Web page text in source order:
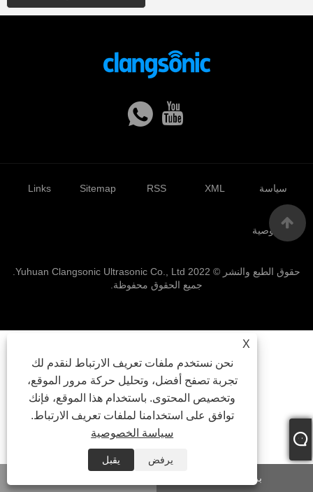
X
نحن نستخدم ملفات تعريف الارتباط لنقدم لك
تجربة تصفح أفضل، وتحليل حركة مرور الموقع،
وتخصيص المحتوى. باستخدام هذا الموقع، فإنك
توافق على استخدامنا لملفات تعريف الارتباط.
سياسة الخصوصية
يرفض
يقبل
بريد إلكتروني
Links Sitemap RSS XML سياسة
الخصوصية
جميع الحقوق محفوظة.